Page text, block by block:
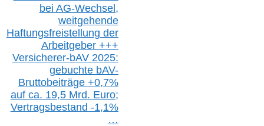
bei AG-Wechsel,
weitgehende
Haftungsfreistellung der
Arbeitgeber +++
Versicherer-bAV2025:
gebuchte bAV-
Bruttobeiträge +0,7%
auf ca. 19,5 Mrd. Euro;
Vertragsbestand -1,1%
…